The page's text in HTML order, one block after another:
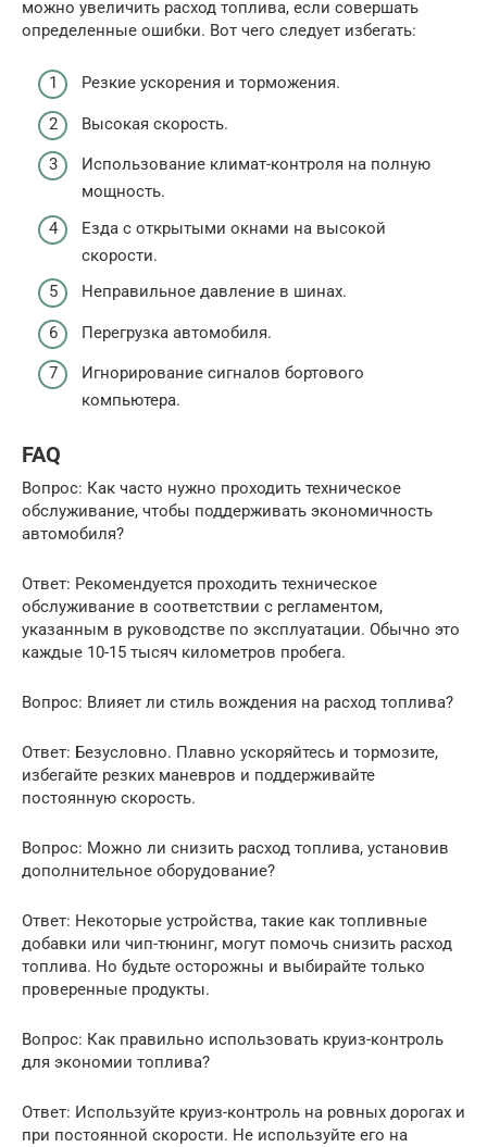
можно увеличить расход топлива, если совершать
определенные ошибки. Вот чего следует избегать:
Резкие ускорения и торможения.
Высокая скорость.
Использование климат-контроля на полную
мощность.
Езда с открытыми окнами на высокой
скорости.
Неправильное давление в шинах.
Перегрузка автомобиля.
Игнорирование сигналов бортового
компьютера.
FAQ
Вопрос: Как часто нужно проходить техническое
обслуживание, чтобы поддерживать экономичность
автомобиля?
Ответ: Рекомендуется проходить техническое
обслуживание в соответствии с регламентом,
указанным в руководстве по эксплуатации. Обычно это
каждые 10-15 тысяч километров пробега.
Вопрос: Влияет ли стиль вождения на расход топлива?
Ответ: Безусловно. Плавно ускоряйтесь и тормозите,
избегайте резких маневров и поддерживайте
постоянную скорость.
Вопрос: Можно ли снизить расход топлива, установив
дополнительное оборудование?
Ответ: Некоторые устройства, такие как топливные
добавки или чип-тюнинг, могут помочь снизить расход
топлива. Но будьте осторожны и выбирайте только
проверенные продукты.
Вопрос: Как правильно использовать круиз-контроль
для экономии топлива?
Ответ: Используйте круиз-контроль на ровных дорогах и
при постоянной скорости. Не используйте его на